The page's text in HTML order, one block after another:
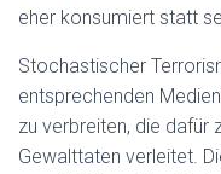
eher konsumiert statt
Stochastischer
entsprechenden
zu verbreiten, die dafür
Gewalttaten verleitet.